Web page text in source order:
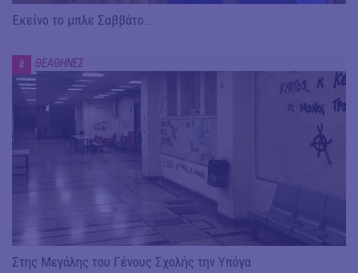
Εκείνο το μπλε Σαββάτο…
# ΘΕΑΘΗΝΕΣ
Στης Μεγάλης του Γένους Σχολής την Υπόγα